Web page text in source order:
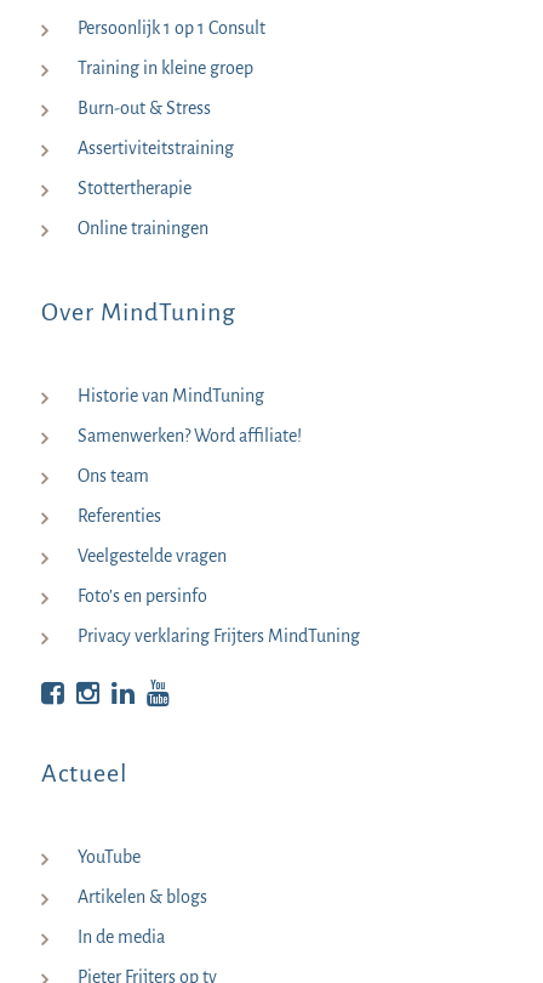
Persoonlijk 1 op 1 Consult
Training in kleine groep
Burn-out & Stress
Assertiviteitstraining
Stottertherapie
Online trainingen
Over MindTuning
Historie van MindTuning
Samenwerken? Word affiliate!
Ons team
Referenties
Veelgestelde vragen
Foto’s en persinfo
Privacy verklaring Frijters MindTuning
Bekijk op Facebook
Bekijk op Instagram
Bekijk op LinkedIn
Actueel
YouTube
Artikelen & blogs
In de media
Pieter Frijters op tv